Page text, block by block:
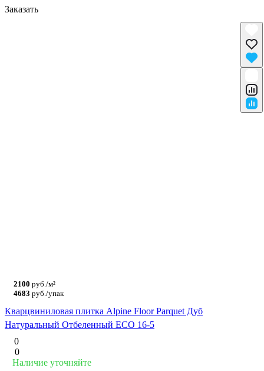
Заказать
2100 руб./м²
4683 руб./упак
Кварцвиниловая плитка Alpine Floor Parquet Дуб
Натуральный Отбеленный ECO 16-5
0
0
Наличие уточняйте